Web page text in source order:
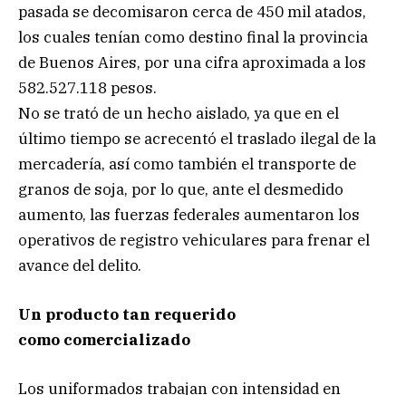
pasada se decomisaron cerca de 450 mil atados,
los cuales tenían como destino final la provincia
de Buenos Aires, por una cifra aproximada a los
582.527.118 pesos.
No se trató de un hecho aislado, ya que en el
último tiempo se acrecentó el traslado ilegal de la
mercadería, así como también el transporte de
granos de soja, por lo que, ante el desmedido
aumento, las fuerzas federales aumentaron los
operativos de registro vehiculares para frenar el
avance del delito.
Un producto tan requerido
como comercializado
Los uniformados trabajan con intensidad en